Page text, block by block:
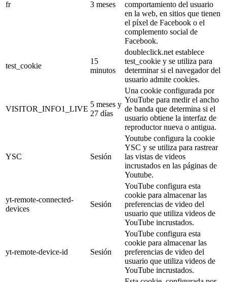
fr 3 meses
comportamiento del usuario
en la web, en sitios que tienen
el píxel de Facebook o el
complemento social de
Facebook.
test_cookie
15
minutos
doubleclick.net establece
test_cookie y se utiliza para
determinar si el navegador del
usuario admite cookies.
VISITOR_INFO1_LIVE
5 meses y
27 días
Una cookie configurada por
YouTube para medir el ancho
de banda que determina si el
usuario obtiene la interfaz de
reproductor nueva o antigua.
YSC Sesión
Youtube configura la cookie
YSC y se utiliza para rastrear
las vistas de videos
incrustados en las páginas de
Youtube.
yt-remote-connected-
devices
Sesión
YouTube configura esta
cookie para almacenar las
preferencias de video del
usuario que utiliza videos de
YouTube incrustados.
yt-remote-device-id Sesión
YouTube configura esta
cookie para almacenar las
preferencias de video del
usuario que utiliza videos de
YouTube incrustados.